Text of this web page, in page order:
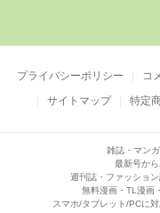
プライバシーポリシー コ
サイトマップ
特定
雑誌・マン
最新号か
週刊誌・ファッショ
無料漫画・TL漫画
スマホ/タブレット/PCに